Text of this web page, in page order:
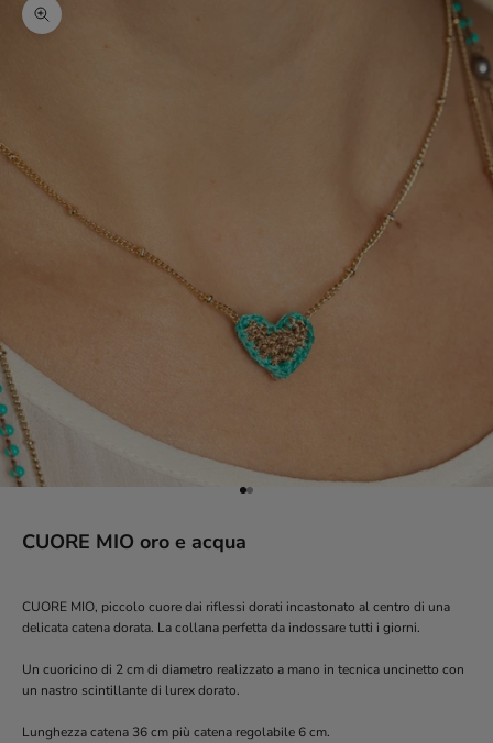
Ingrandisci immagine
Vai all'articolo 1
Vai all'articolo 2
CUORE MIO oro e acqua
CUORE MIO, piccolo cuore dai riflessi dorati incastonato al centro di una
delicata catena dorata. La collana perfetta da indossare tutti i giorni.
Un cuoricino di 2 cm di diametro realizzato a mano in tecnica uncinetto con
un nastro scintillante di lurex dorato.
Lunghezza catena 36 cm più catena regolabile 6 cm.